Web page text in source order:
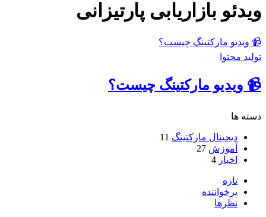
ویدئو بازاریابی پارتیزانی
📹 ویدیو مارکتینگ چیست؟
تولید محتوا
📹 ویدیو مارکتینگ چیست؟
دسته ها
دیجیتال مارکتینگ 11
آموزش 27
اخبار 4
تازه
پرخواننده
نظرها